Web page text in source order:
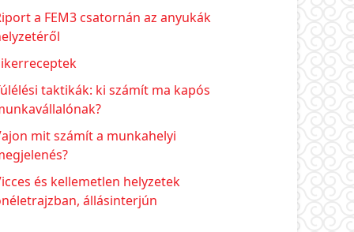
a FEM3 csatornán az anyukák
taktikák: ki számít ma kapós
mit számít a munkahelyi
és kellemetlen helyzetek
állásinterjún